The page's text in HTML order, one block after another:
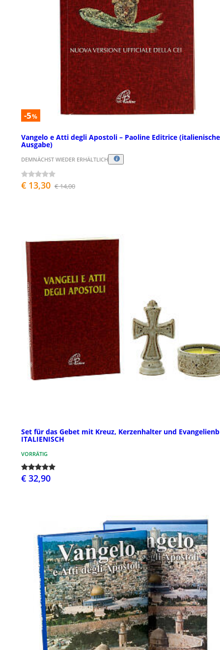
-5%
Vangelo e Atti degli Apostoli – Paoline Editrice (italienische
Ausgabe)
DEMNÄCHST WIEDER ERHÄLTLICH
€ 13,30 € 14,00
Set für das Gebet mit Kreuz, Kerzenhalter und
ITALIENISCH
VORRÄTIG
€ 32,90